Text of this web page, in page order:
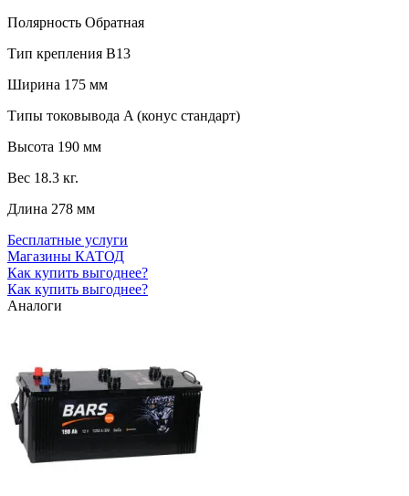
Полярность Обратная
Тип крепления B13
Ширина 175 мм
Типы токовывода A (конус стандарт)
Высота 190 мм
Вес 18.3 кг.
Длина 278 мм
Бесплатные услуги
Магазины КАТОД
Как купить выгоднее?
Как купить выгоднее?
Аналоги